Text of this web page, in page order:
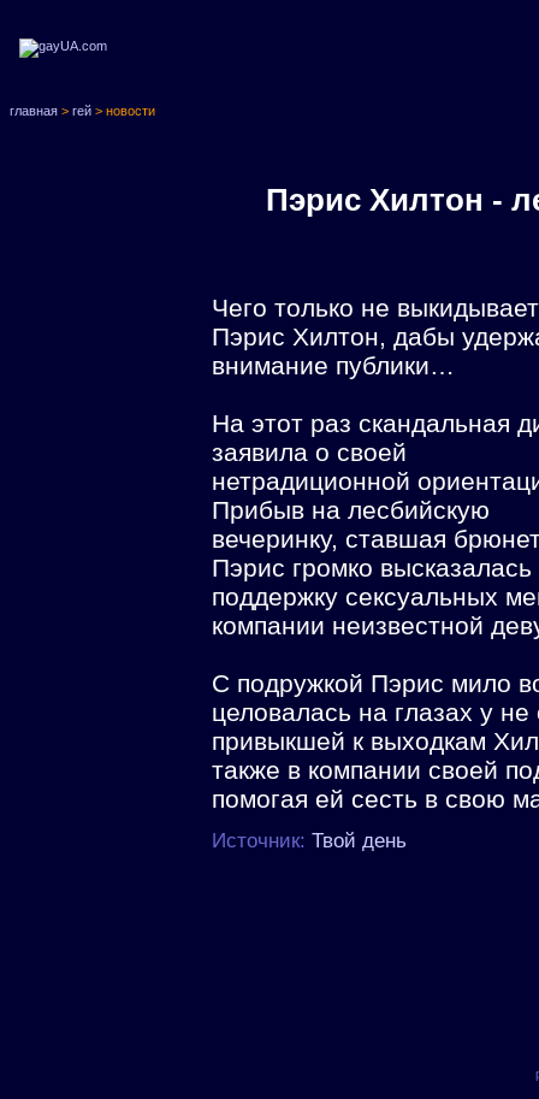
главная > гей > новости
Пэрис Хилтон -
Чего только не выкидывает
Пэрис Хилтон, дабы
внимание публики…
На этот раз скандальная
заявила о своей
нетрадиционной
Прибыв на лесбийскую
вечеринку, ставшая
Пэрис громко высказалась
поддержку сексуальных
компании неизвестной
С подружкой Пэрис мило
целовалась на глазах у
привыкшей к выходкам
также в компании своей
помогая ей сесть в свою
Источник: Твой день